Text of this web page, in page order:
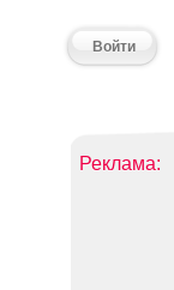
Войти
Реклама: